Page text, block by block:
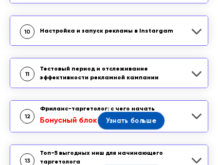
10 Настройка и запуск рекламы в Instargam
11
Тестовый период и отслеживание
эффективности рекламной кампании
12
Фриланс-таргетолог: с чего начать
Бонусный блок Узнать больше
13
Топ-5 выгодных ниш для начинающего
таргетолога